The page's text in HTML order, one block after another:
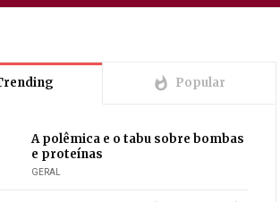
whatshot Popular
A polêmica e o tabu sobre bombas
e proteínas
GERAL